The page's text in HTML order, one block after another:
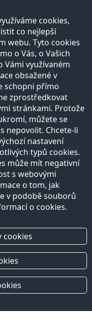
cookies,
co nejlepší
webu. Tyto cookies
o Vás, o Vašich
využívaném
obsažené v
schopni přímo
zprostředkovat
stránkami. Protože
můžete se
nepovolit. Chcete-li
nastavení
typů cookies.
může mít negativní
s webovými
o tom, jak
v podobě souborů
o cookies.
cookies